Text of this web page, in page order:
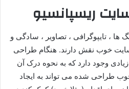
ریسپانسیو
ها ، تایپوگرافی ، تصاویر ، سادگی و
خوب نقش دارند. هنگام طراحی
وجود دارد که به نحوه درک آن
طراحی شده می تواند به ایجاد